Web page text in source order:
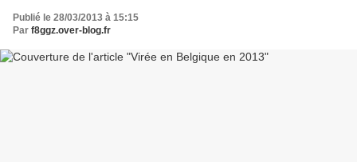
Publié le 28/03/2013 à 15:15
Par f8ggz.over-blog.fr